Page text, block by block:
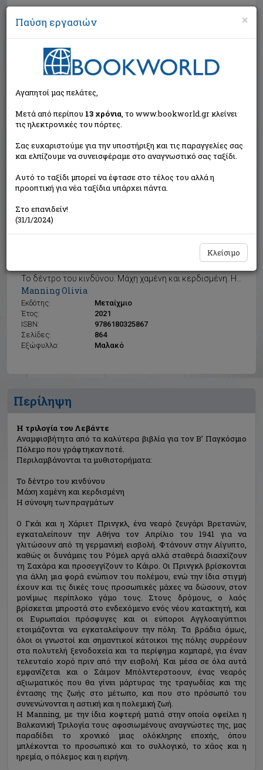
Αναζήτηση
Manning Olivia
Εκδότης:
Μεταίχμιο
Έτος:
2021
ISBN:
9786180325867
Σελίδες:
864
Εξώφυλλο:
Μαλακό
Η τιμή μας:€17,91
Δεν υπάρχει δυνατότητα παραγγελίας
Περίληψη
Η τριλογία του Λεβάντε
Αναμφισβήτητα από τα καλύτερα βιβλία για τον Β’ Παγκόσμιο
Πόλεμο που γράφτηκαν ποτέ.
Περιλαμβάνονται τα μυθιστορήματα:
Το δέντρο του κινδύνου
Μάχη χαμένη και κερδισμένη
Η σύνοψη των πραγμάτων
Ο Γκάι και η Χάριετ Πρινγκλ, ένα νεαρό ζευγάρι Βρετανών,
εγκαταλείπουν την Αθήνα τον Απρίλιο του 1941 για να
γλιτώσουν από τη γερμανική εισβολή. Φτάνουν στην Αίγυπτο,
καθώς οι δυνάμεις του Ρόμελ αργά αλλά σταθερά διασχίζουν
τη Σαχάρα και προσεγγίζουν το Κάιρο. Οι Πρινγκλ βρίσκονται
για άλλη μια φορά ενώπιον του πολέμου, ενώ την ίδια στιγμή
έχουν και τις δικές τους προσωπικές μάχες να δώσουν, στον
μονίμως περίπλοκο γάμο τους. Στους δρόμους, ο λαός
βρίσκεται μπροστά στο ενδεχόμενο ενός νέου κατακτητή, και
οι Ευρωπαίοι πρόσφυγες και οι εύποροι Αγγλοαιγύπτιοι
ετοιμάζονται να εγκαταλείψουν την πόλη. Τα βράδια όμως,
όλοι οι γνωστοί και σημαντικοί κάτοικοι της πόλης συρρέουν
στα πολυτελή ξενοδοχεία και τα περίφημα καμπαρέ, για έναν
τελευταίο χορό πριν από την εισβολή. Και μέσα σε όλα αυτά
εμφανίζεται και ο Σάιμον Μπόλντερστοουν, ένας νεαρός
αξιωματικός που θα γίνει μάρτυρας της τραγωδίας και της
έντασης της ζωής στο μέτωπο, και που στο πρόσωπό του
συνενώνονται η αστική και η πολεμική ζωή.
Η Manning, με την ίδια κοφτερή ματιά στην οποία οφείλει η
Βαλκανική Τριλογία τους αφοσιωμένους αναγνώστες της, μας
παραδίδει το χρονικό μιας ολόκληρης εποχής, όπου
μπλέκονται το προσωπικό και το συλλογικό, το χάος και η
ηρεμία, ο πόλεμος και η ειρήνη.
×
Παύση εργασιών
Αγαπητοί μας πελάτες,
Μετά από περίπου 13 χρόνια, το www.bookworld.gr κλείνει
τις ηλεκτρονικές του πόρτες.
Σας ευχαριστούμε για την υποστήριξη και τις παραγγελίες σας
και ελπίζουμε να συνεισφέραμε στο αναγνωστικό σας ταξίδι.
Αυτό το ταξίδι μπορεί να έφτασε στο τέλος του αλλά η
προοπτική για νέα ταξίδια υπάρχει πάντα.
Στο επανιδείν!
(31/1/2024)
Κλείσιμο